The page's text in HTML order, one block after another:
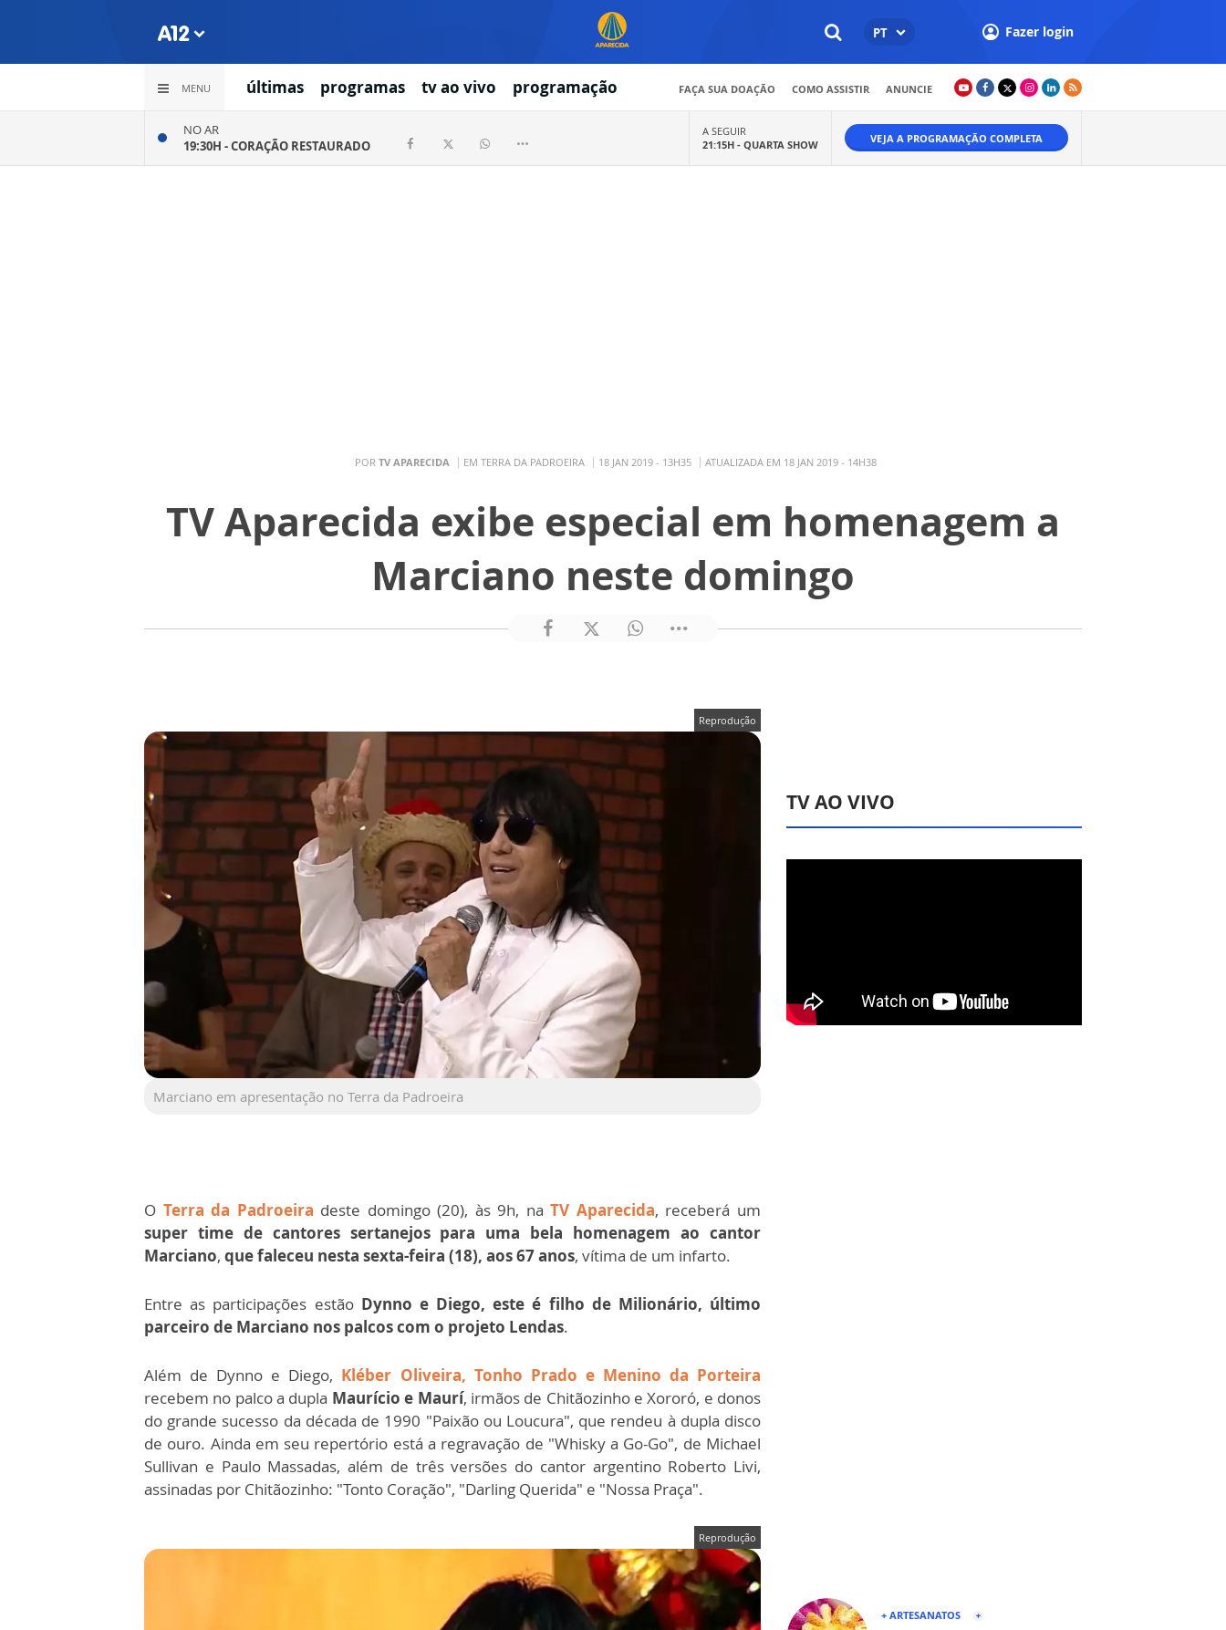
PT Fazer login
MENU últimas programas tv ao vivo programação FAÇA SUA DOAÇÃO COMO ASSISTIR ANUNCIE
NO AR
19:30H -CORAÇÃO RESTAURADO
A SEGUIR
21:15H - QUARTA SHOW VEJA A PROGRAMAÇÃO COMPLETA
POR TV APARECIDA EM TERRA DA PADROEIRA 18 JAN 2019 - 13H35 ATUALIZADA EM 18 JAN 2019 - 14H38
TV Aparecida exibe especial em homenagem a
Marciano neste domingo
Reprodução
Marciano em apresentação no Terra da Padroeira
O Terra da Padroeira deste domingo (20), às 9h, naTV Aparecida, receberá um
super time de cantores sertanejos para uma bela homenagem ao cantor
Marciano, que faleceu nesta sexta-feira (18), aos 67 anos, vítima de um infarto.
Entre as participações estão Dynno e Diego, este é filho de Milionário, último
parceiro de Marciano nos palcos com o projeto Lendas.
Além de Dynno e Diego, Kléber Oliveira, Tonho Prado e Menino da Porteira
recebem no palco a dupla Maurício e Maurí, irmãos de Chitãozinho e Xororó, e donos
do grande sucesso da década de 1990 "Paixão ou Loucura", que rendeu à dupla disco
de ouro. Ainda em seu repertório está a regravação de "Whisky a Go-Go", de Michael
Sullivan e Paulo Massadas, além de três versões do cantor argentino Roberto Livi,
assinadas por Chitãozinho: "Tonto Coração", "Darling Querida" e "Nossa Praça".
Reprodução
TV AO VIVO
+ ARTESANATOS